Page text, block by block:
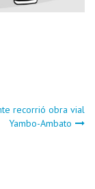
recorrió obra vial
Yambo-Ambato